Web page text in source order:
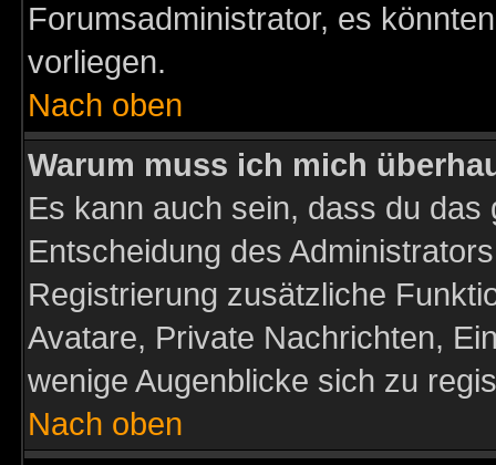
Forumsadministrator, es
vorliegen.
Nach oben
Warum muss ich mich
Es kann auch sein, dass du
Entscheidung des
Registrierung zusätzliche
Avatare, Private Nachrichten,
wenige Augenblicke sich zu
Nach oben